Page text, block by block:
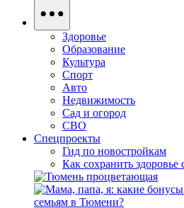
Здоровье
Образование
Культура
Спорт
Авто
Недвижимость
Сад и огород
СВО
Спецпроекты
Гид по новостройкам
Как сохранить здоровье